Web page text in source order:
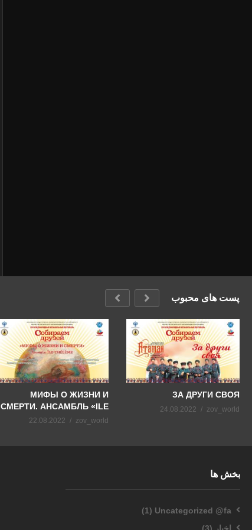
پست های محبوب
ЗА ДРУГИ СВОЯ
zov_world
24.08.2022
МИФЫ О ЖИЗНИ И
СМЕРТИ. АНСАМБЛЬ «ILE
THÉLÈME»
zov_world
22.08.2022
بخش ها
Uncategorized @fa
(1)
اخبار (3)